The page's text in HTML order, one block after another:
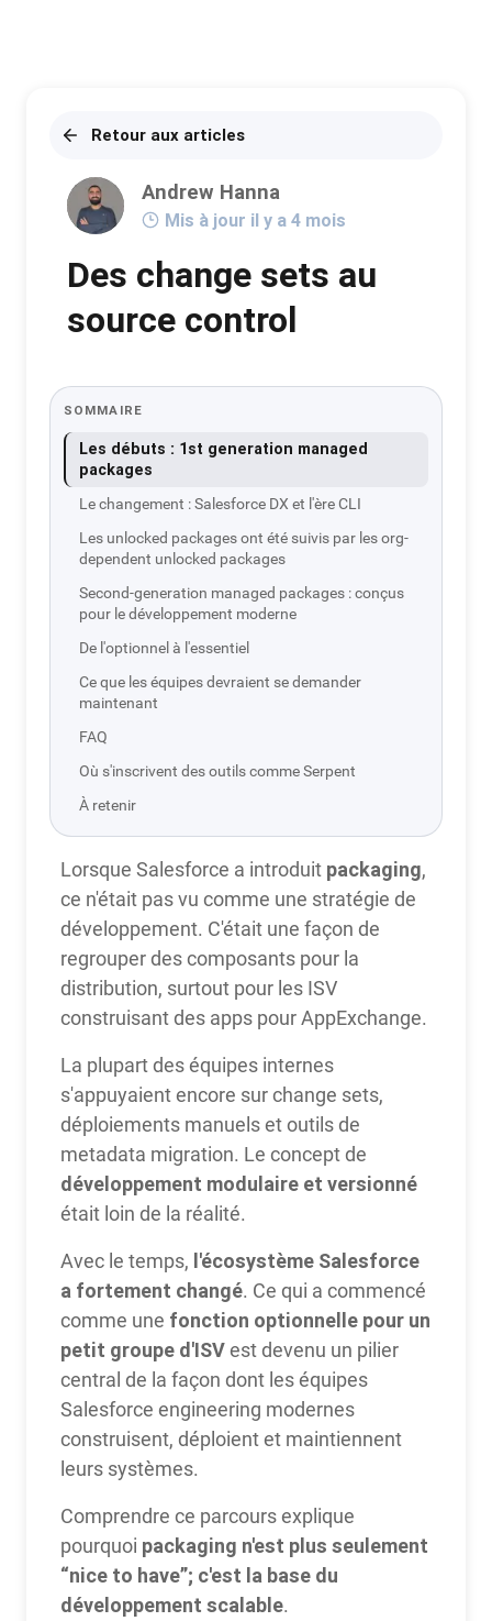
Retour aux articles
Andrew Hanna
Mis à jour il y a 4 mois
Des change sets au
source control
SOMMAIRE
Les débuts : 1st generation managed
packages
Le changement : Salesforce DX et l'ère CLI
Les unlocked packages ont été suivis par les org-
dependent unlocked packages
Second-generation managed packages : conçus
pour le développement moderne
De l'optionnel à l'essentiel
Ce que les équipes devraient se demander
maintenant
FAQ
Où s'inscrivent des outils comme Serpent
À retenir
Lorsque Salesforce a introduit packaging,
ce n'était pas vu comme une stratégie de
développement. C'était une façon de
regrouper des composants pour la
distribution, surtout pour les ISV
construisant des apps pour AppExchange.
La plupart des équipes internes
s'appuyaient encore sur change sets,
déploiements manuels et outils de
metadata migration. Le concept de
développement modulaire et versionné
était loin de la réalité.
Avec le temps, l'écosystème Salesforce
a fortement changé. Ce qui a commencé
comme une fonction optionnelle pour un
petit groupe d'ISVest devenu un pilier
central de la façon dont les équipes
Salesforce engineering modernes
construisent, déploient et maintiennent
leurs systèmes.
Comprendre ce parcours explique
pourquoi packaging n'est plus seulement
“nice to have”; c'est la base du
développement scalable.